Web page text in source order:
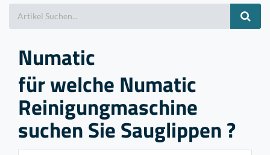
Numatic
für welche Numatic
Reinigungmaschine
suchen Sie Sauglippen ?